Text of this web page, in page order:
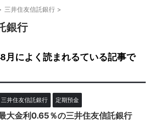
三井住友信託銀行 >
銀行
月によく読まれるている記事で
三井住友信託銀行 定期預金
大金利0.65％の三井住友信託銀行